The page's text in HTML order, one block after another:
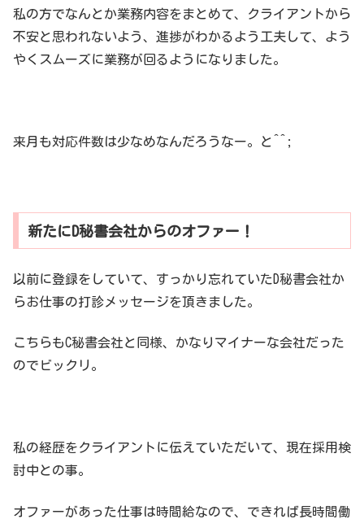
私の方でなんとか業務内容をまとめて、クライアントから
不安と思われないよう、進捗がわかるよう工夫して、よう
やくスムーズに業務が回るようになりました。
来月も対応件数は少なめなんだろうなー。と^^;
新たにD秘書会社からのオファー！
以前に登録をしていて、すっかり忘れていたD秘書会社か
らお仕事の打診メッセージを頂きました。
こちらもC秘書会社と同様、かなりマイナーな会社だった
のでビックリ。
私の経歴をクライアントに伝えていただいて、現在採用検
討中との事。
オファーがあった仕事は時間給なので、できれば長時間働